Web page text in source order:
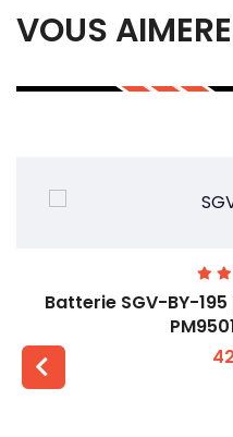
VOUS
Batterie SGV-BY-